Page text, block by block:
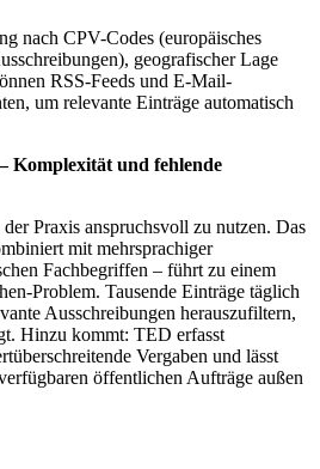
nach CPV-Codes (europäisches
geografischer Lage
RSS-Feeds und E-Mail-
um relevante Einträge automatisch
Komplexität und fehlende
Praxis anspruchsvoll zu nutzen. Das
mit mehrsprachiger
Fachbegriffen – führt zu einem
Problem. Tausende Einträge täglich
Ausschreibungen herauszufiltern,
Hinzu kommt: TED erfasst
Vergaben und lässt
öffentlichen Aufträge außen